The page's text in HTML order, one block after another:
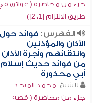
جزء من محاضرة ( عوائق
طريق الالتزام [1، 2])
الفهرس:فوائد حول
الأذان والمؤذنين
وانتقائهم وأجرة الأذان
من فوائد حديث إسلام
أبي محذورة
للشيخ: محمد المنجد
جزء من محاضرة ( قصة